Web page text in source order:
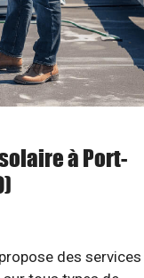
à Port-
des services